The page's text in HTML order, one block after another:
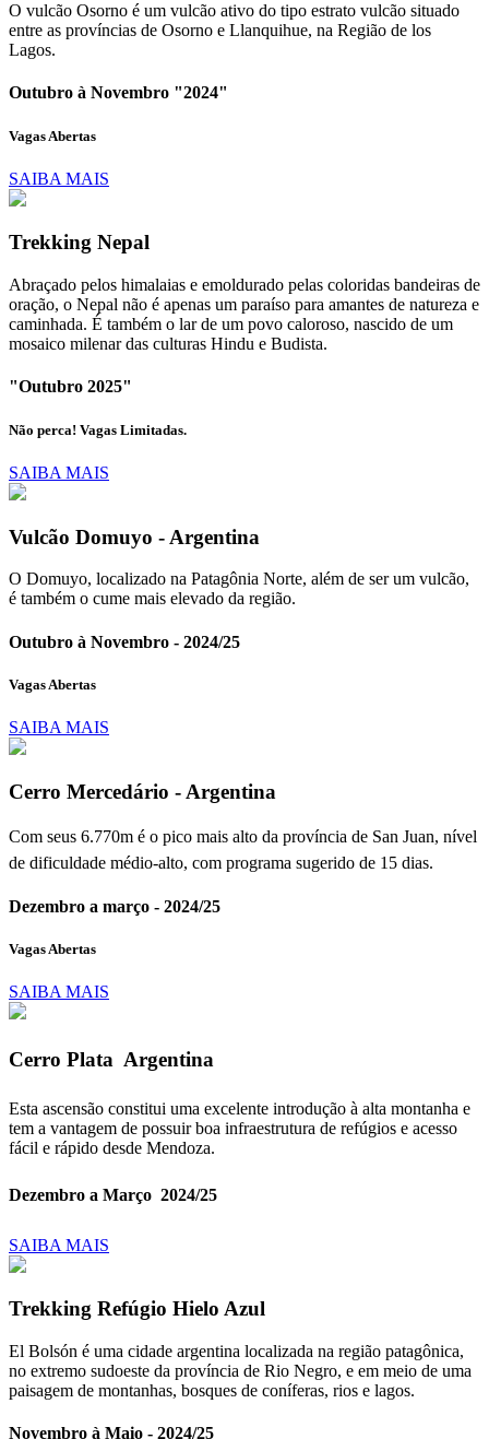
O vulcão Osorno é um vulcão ativo do tipo estrato vulcão situado
entre as províncias de Osorno e Llanquihue, na Região de los
Lagos.
Outubro à Novembro "2024"
Vagas Abertas
SAIBA MAIS
Trekking Nepal
Abraçado pelos himalaias e emoldurado pelas coloridas bandeiras de
oração, o Nepal não é apenas um paraíso para amantes de natureza e
caminhada. É também o lar de um povo caloroso, nascido de um
mosaico milenar das culturas Hindu e Budista.
"Outubro 2025"
Não perca! Vagas Limitadas.
SAIBA MAIS
Vulcão Domuyo - Argentina
O Domuyo, localizado na Patagônia Norte, além de ser um vulcão,
é também o cume mais elevado da região.
Outubro à Novembro - 2024/25
Vagas Abertas
SAIBA MAIS
Cerro Mercedário - Argentina
Com seus 6.770m é o pico mais alto da província de San Juan, nível
de dificuldade médio-alto, com programa sugerido de 15 dias.
Dezembro a março - 2024/25
Vagas Abertas
SAIBA MAIS
Cerro Plata  Argentina
Esta ascensão constitui uma excelente introdução à alta montanha e
tem a vantagem de possuir boa infraestrutura de refúgios e acesso
fácil e rápido desde Mendoza.
Dezembro a Março  2024/25
SAIBA MAIS
Trekking Refúgio Hielo Azul
El Bolsón é uma cidade argentina localizada na região patagônica,
no extremo sudoeste da província de Rio Negro, e em meio de uma
paisagem de montanhas, bosques de coníferas, rios e lagos.
Novembro à Maio - 2024/25